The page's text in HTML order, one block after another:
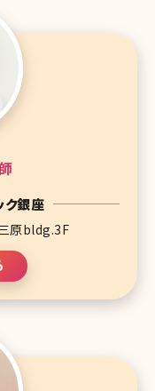
ク銀座
原bldg.3F